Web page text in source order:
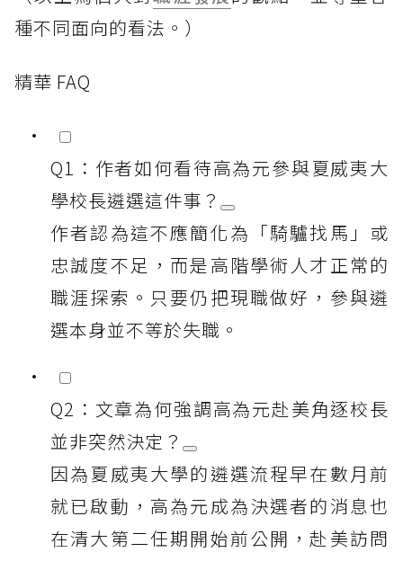
種不同面向的看法。）
精華 FAQ
Q1：作者如何看待高為元參與夏威夷大
學校長遴選這件事？
作者認為這不應簡化為「騎驢找馬」或
忠誠度不足，而是高階學術人才正常的
職涯探索。只要仍把現職做好，參與遴
選本身並不等於失職。
Q2：文章為何強調高為元赴美角逐校長
並非突然決定？
因為夏威夷大學的遴選流程早在數月前
就已啟動，高為元成為決選者的消息也
在清大第二任期開始前公開，赴美訪問